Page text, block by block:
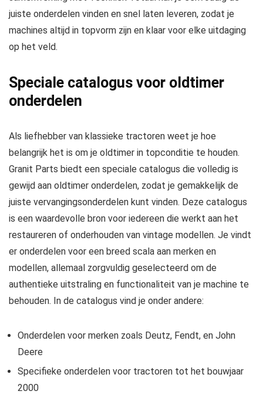
juiste onderdelen vinden en snel laten leveren, zodat je
machines altijd in topvorm zijn en klaar voor elke uitdaging
op het veld.
Speciale catalogus voor oldtimer
onderdelen
Als liefhebber van klassieke tractoren weet je hoe
belangrijk het is om je oldtimer in topconditie te houden.
Granit Parts biedt een speciale catalogus die volledig is
gewijd aan oldtimer onderdelen, zodat je gemakkelijk de
juiste vervangingsonderdelen kunt vinden. Deze catalogus
is een waardevolle bron voor iedereen die werkt aan het
restaureren of onderhouden van vintage modellen. Je vindt
er onderdelen voor een breed scala aan merken en
modellen, allemaal zorgvuldig geselecteerd om de
authentieke uitstraling en functionaliteit van je machine te
behouden. In de catalogus vind je onder andere:
Onderdelen voor merken zoals Deutz, Fendt, en John
Deere
Specifieke onderdelen voor tractoren tot het bouwjaar
2000